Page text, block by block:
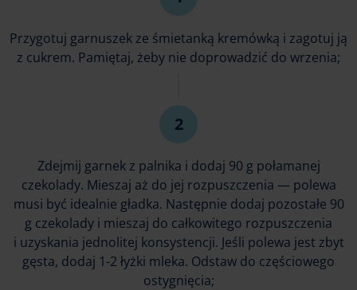
Przygotuj garnuszek ze śmietanką kremówką i zagotuj ją
z cukrem. Pamiętaj, żeby nie doprowadzić do wrzenia;
Zdejmij garnek z palnika i dodaj 90 g połamanej
czekolady. Mieszaj aż do jej rozpuszczenia — polewa
musi być idealnie gładka. Następnie dodaj pozostałe 90
g czekolady i mieszaj do całkowitego rozpuszczenia
i uzyskania jednolitej konsystencji. Jeśli polewa jest zbyt
gęsta, dodaj 1-2 łyżki mleka. Odstaw do częściowego
ostygnięcia;